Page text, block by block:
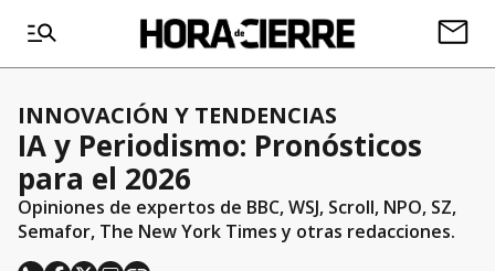
INNOVACIÓN Y TENDENCIAS
IA y Periodismo: Pronósticos
para el 2026
Opiniones de expertos de BBC, WSJ, Scroll, NPO, SZ,
Semafor, The New York Times y otras redacciones.